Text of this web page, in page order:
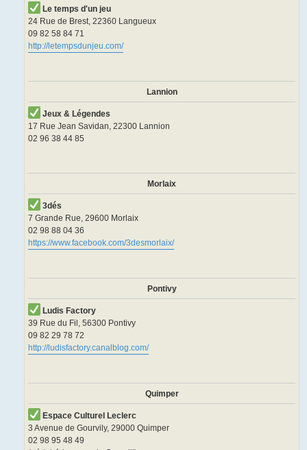
Le temps d'un jeu
24 Rue de Brest, 22360 Langueux
09 82 58 84 71
http://letempsdunjeu.com/
Lannion
Jeux & Légendes
17 Rue Jean Savidan, 22300 Lannion
02 96 38 44 85
Morlaix
3dés
7 Grande Rue, 29600 Morlaix
02 98 88 04 36
https://www.facebook.com/3desmorlaix/
Pontivy
Ludis Factory
39 Rue du Fil, 56300 Pontivy
09 82 29 78 72
http://ludisfactory.canalblog.com/
Quimper
Espace Culturel Leclerc
3 Avenue de Gourvily, 29000 Quimper
02 98 95 48 49